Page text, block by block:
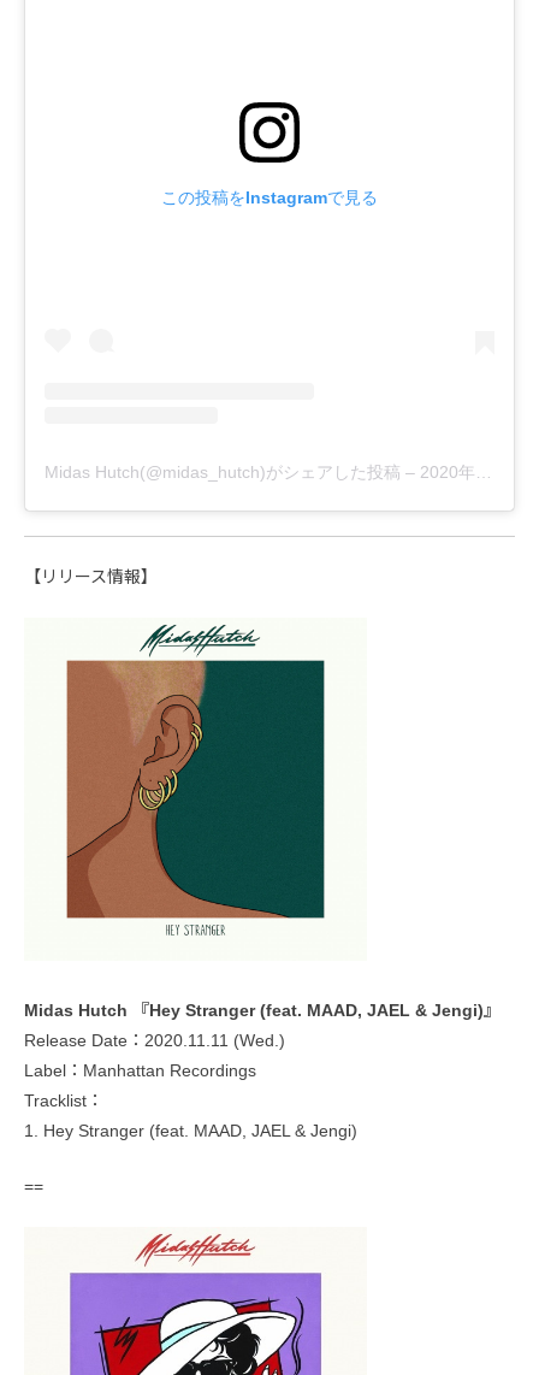
この投稿をInstagramで見る
Midas Hutch(@midas_hutch)がシェアした投稿 – 2020年11月月7日午前12時59分PST
【リリース情報】
Midas Hutch 『Hey Stranger (feat. MAAD, JAEL & Jengi)』
Release Date：2020.11.11 (Wed.)
Label：Manhattan Recordings
Tracklist：
1. Hey Stranger (feat. MAAD, JAEL & Jengi)
==